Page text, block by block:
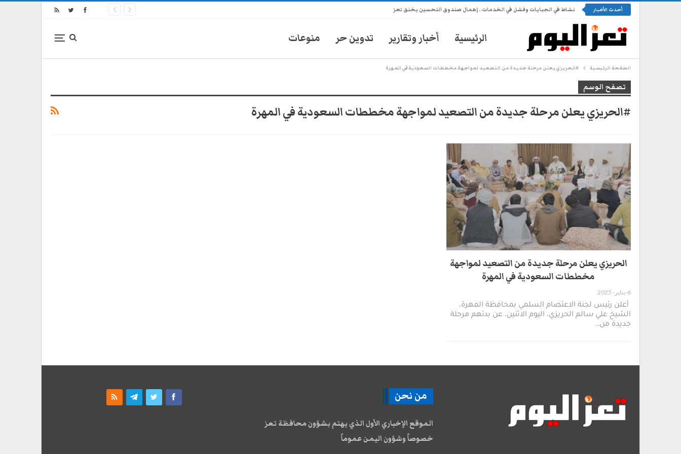
أحدث الأخبار نشاط في الجبايات وفشل في الخدمات.. إهمال صندوق التحسين يخنق تعز
الرئيسية أخبار وتقارير تدوين حر منوعات
الصفحة الرئيسية #الحريزي يعلن مرحلة جديدة من التصعيد لمواجهة مخططات السعودية في المهرة
تصفح الوسم
#الحريزي يعلن مرحلة جديدة من التصعيد لمواجهة مخططات السعودية في المهرة
الحريزي يعلن مرحلة جديدة من التصعيد لمواجهة
مخططات السعودية في المهرة
6-يناير- 2025
أعلن رئيس لجنة الاعتصام السلمي بمحافظة المهرة،
الشيخ علي سالم الحريزي، اليوم الاثنين، عن بدئهم مرحلة
جديدة من…
من نحن
الموقع الإخباري الأول الذي يهتم بشؤون محافظة تعز
خصوصاً وشؤون اليمن عموماً